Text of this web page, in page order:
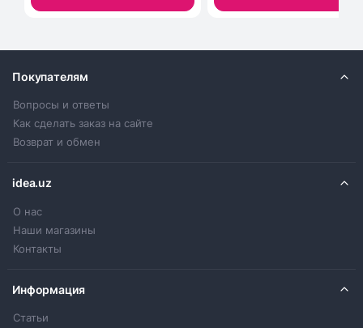
Покупателям
Вопросы и ответы
Как сделать заказ на сайте
Возврат и обмен
idea.uz
О нас
Наши магазины
Контакты
Информация
Статьи